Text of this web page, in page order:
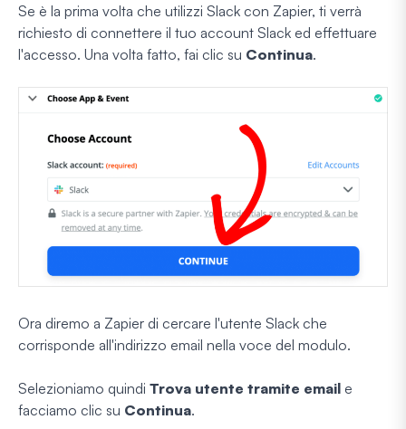
Se è la prima volta che utilizzi Slack con Zapier, ti verrà
richiesto di connettere il tuo account Slack ed effettuare
l'accesso. Una volta fatto, fai clic su Continua.
Ora diremo a Zapier di cercare l'utente Slack che
corrisponde all'indirizzo email nella voce del modulo.
Selezioniamo quindi Trova utente tramite email e
facciamo clic su Continua.